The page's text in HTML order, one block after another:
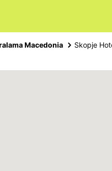
Macedonia Skopje